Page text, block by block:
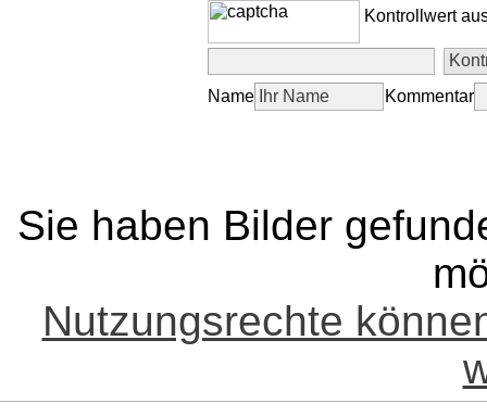
Kontrollwert
Name Kommentar
Sie haben Bilder
Nutzungsrechte